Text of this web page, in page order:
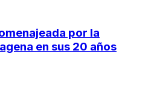
por la
en sus 20 años